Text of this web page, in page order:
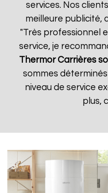
services. Nos
meilleure publicité,
"Très professionnel
service, je
Thermor Carrières
sommes
niveau de service
plus,